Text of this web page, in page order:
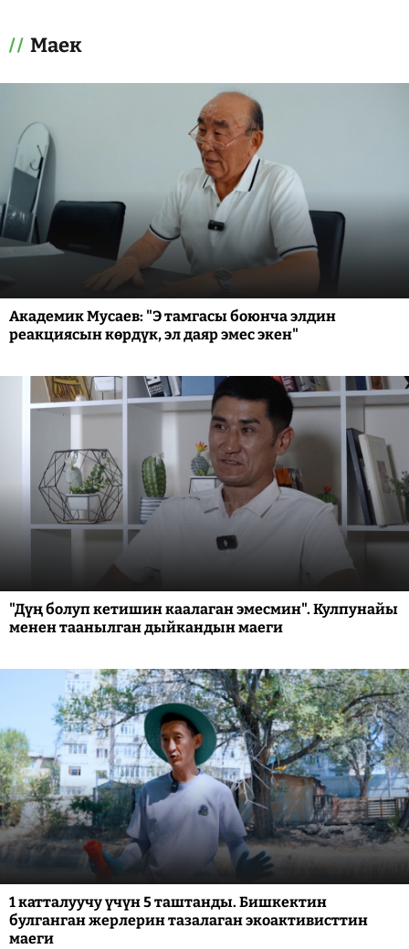
Маек
Академик Мусаев: "Э тамгасы боюнча элдин
реакциясын көрдүк, эл даяр эмес экен"
"Дүң болуп кетишин каалаган эмесмин". Кулпунайы
менен таанылган дыйкандын маеги
1 катталуучу үчүн 5 таштанды. Бишкектин
булганган жерлерин тазалаган экоактивисттин
маеги